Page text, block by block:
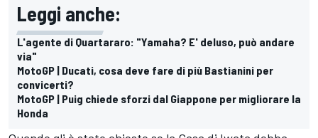
Leggi anche:
L'agente di Quartararo: "Yamaha? E' deluso, può andare
via"
MotoGP | Ducati, cosa deve fare di più Bastianini per
convicerti?
MotoGP | Puig chiede sforzi dal Giappone per migliorare la
Honda